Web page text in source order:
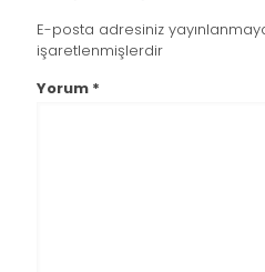
E-posta adresiniz
işaretlenmişlerdir
Yorum *